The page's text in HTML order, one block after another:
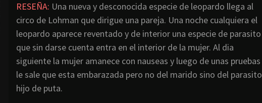
RESEÑA: Una nueva y desconocida especie de leopardo llega al
circo de Lohman que dirigue una pareja. Una noche cualquiera el
leopardo aparece reventado y de interior una especie de parasito
que sin darse cuenta entra en el interior de la mujer. Al dia
siguiente la mujer amanece con nauseas y luego de unas pruebas
le sale que esta embarazada pero no del marido sino del parasito
hijo de puta.